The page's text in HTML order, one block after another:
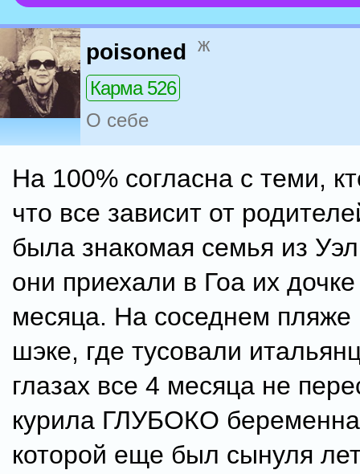
poisoned ж
Карма 526
О себе
На 100% согласна с теми,
что все зависит от
была знакомая семья из
они приехали в Гоа их
месяца. На соседнем
шэке, где тусовали
глазах все 4 месяца не
курила ГЛУБОКО
которой еще был сынуля